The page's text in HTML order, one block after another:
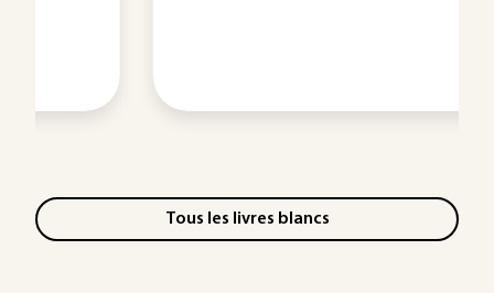
Tous les livres blancs